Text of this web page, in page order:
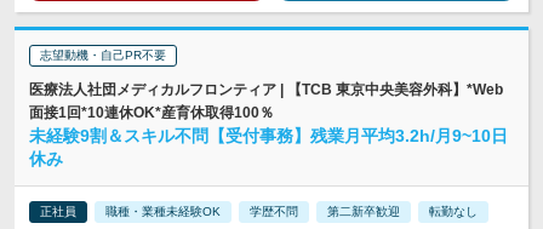
志望動機・自己PR不要
医療法人社団メディカルフロンティア | 【TCB 東京中央美容外科】*Web
面接1回*10連休OK*産育休取得100％
未経験9割＆スキル不問【受付事務】残業月平均3.2h/月9~10日
休み
正社員 職種・業種未経験OK 学歴不問 第二新卒歓迎 転勤なし